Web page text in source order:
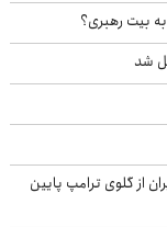
شد
از گلوی ترامپ پایین